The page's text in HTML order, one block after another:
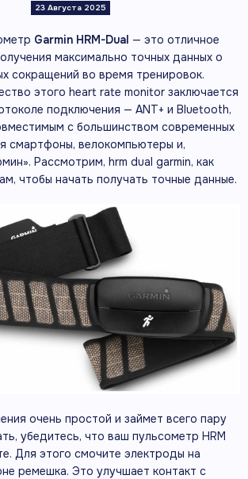
23 Августа 2025
Garmin HRM-Dual — это отличное
максимально точных данных о
сокращений во время тренировок.
этого heart rate monitor заключается
подключения — ANT+ и Bluetooth,
с большинством современных
смартфоны, велокомпьютеры и,
Рассмотрим, hrm dual garmin, как
чтобы начать получать точные данные.
очень простой и займет всего пару
убедитесь, что ваш пульсометр HRM
Для этого смочите электроды на
ремешка. Это улучшает контакт с